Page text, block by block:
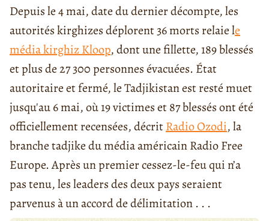
Depuis le 4 mai, date du dernier décompte, les
autorités kirghizes déplorent 36 morts relaie le
média kirghiz Kloop, dont une fillette, 189 blessés
et plus de 27 300 personnes évacuées. État
autoritaire et fermé, le Tadjikistan est resté muet
jusqu'au 6 mai, où 19 victimes et 87 blessés ont été
officiellement recensées, décritRadio Ozodi, la
branche tadjike du média américain Radio Free
Europe. Après un premier cessez-le-feu qui n’a
pas tenu, les leaders des deux pays seraient
parvenus à un accord de délimitation . . .